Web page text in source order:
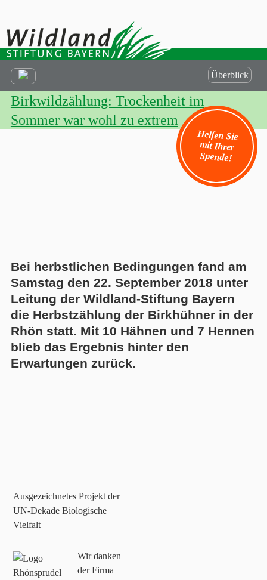
Helfen Sie
mit Ihrer
Spende!
Überblick
Birkwildzählung: Trockenheit im
Sommer war wohl zu extrem
Bei herbstlichen Bedingungen fand am
Samstag den 22. September 2018 unter
Leitung der Wildland-Stiftung Bayern
die Herbstzählung der Birkhühner in der
Rhön statt. Mit 10 Hähnen und 7 Hennen
blieb das Ergebnis hinter den
Erwartungen zurück.
Ausgezeichnetes Projekt der
UN-Dekade Biologische
Vielfalt
Wir danken
der Firma